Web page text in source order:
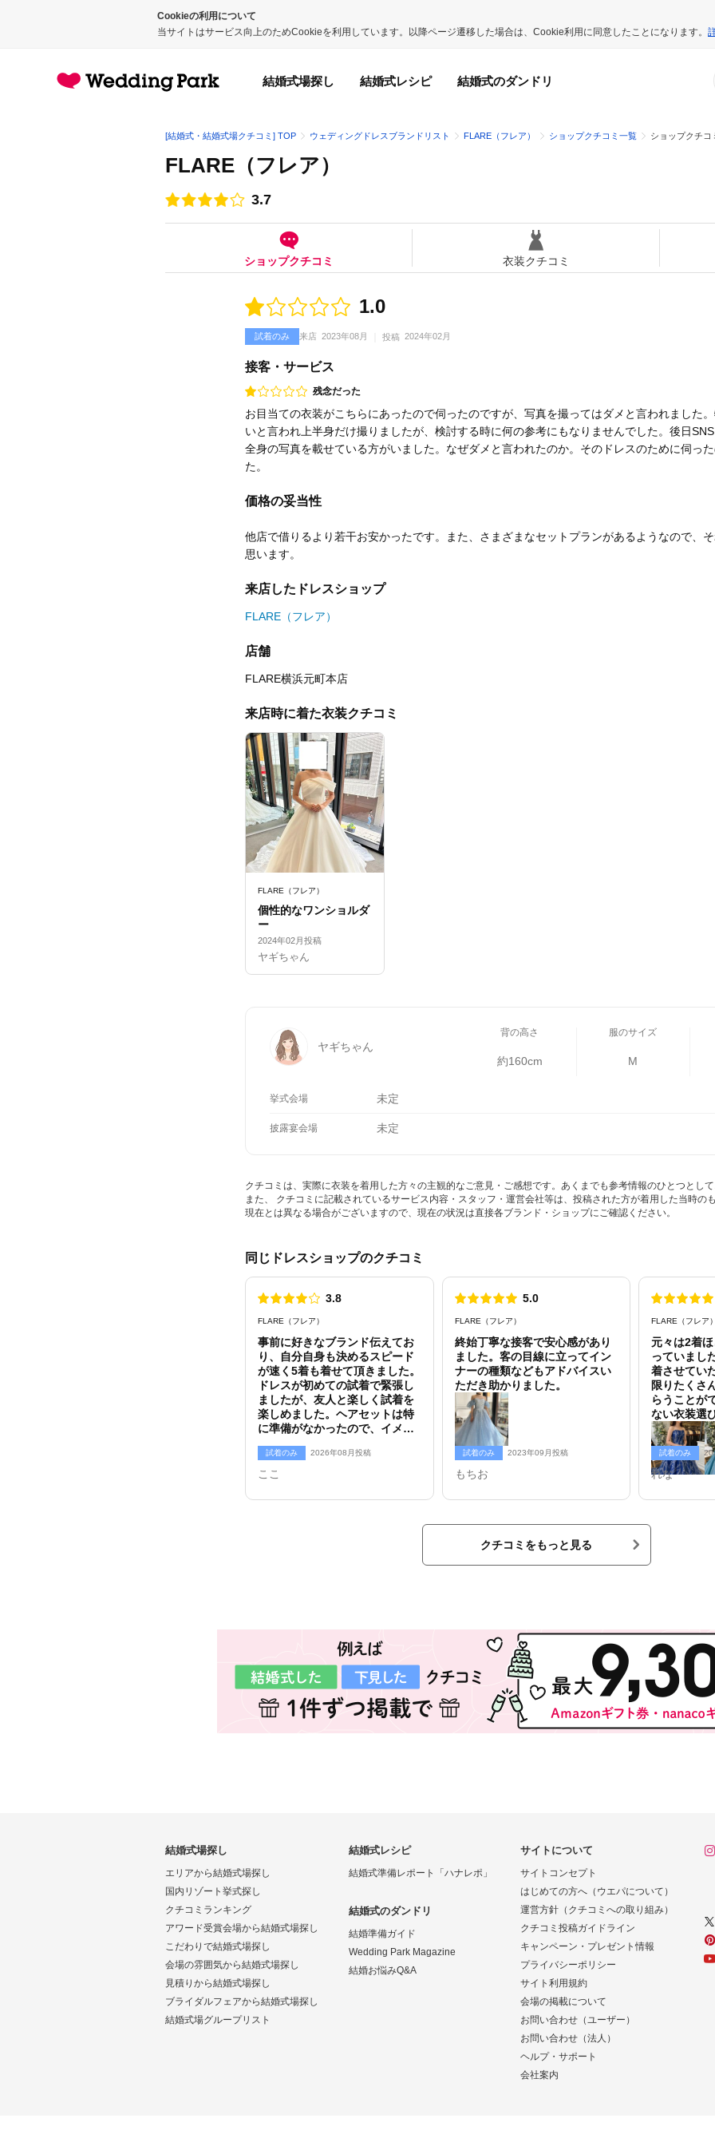
Cookieの利用について
当サイトはサービス向上のためCookieを利用しています。以降ページ遷移した場合は、Cookie利用に同意したことになります。
結婚式場探し 結婚式レシピ 結婚式のダンドリ
[結婚式・結婚式場クチコミ] TOP ウェディングドレスブランドリスト FLARE（フレア） ショップクチコミ一覧 ショップクチコ
FLARE（フレア）
点数
3.7
ショップクチコミ 衣装クチコミ
点数
1.0
試着のみ 来店 2023年08月 投稿 2024年02月
接客・サービス
点数
残念だった
お目当ての衣装がこちらにあったので伺ったのですが、写真を撮ってはダメと言われました
いと言われ上半身だけ撮りましたが、検討する時に何の参考にもなりませんでした。後日
全身の写真を載せている方がいました。なぜダメと言われたのか。そのドレスのために伺っ
た。
価格の妥当性
他店で借りるより若干お安かったです。また、さまざまなセットプランがあるようなので、
思います。
来店したドレスショップ
FLARE（フレア）
店舗
FLARE横浜元町本店
来店時に着た衣装クチコミ
FLARE（フレア）
個性的なワンショルダ
ー
2024年02月投稿
ヤギちゃん
ヤギちゃん
背の高さ
約160cm
服のサイズ
M
挙式会場 未定
披露宴会場 未定
クチコミは、実際に衣装を着用した方々の主観的なご意見・ご感想です。あくまでも参考情報のひとつとして
また、 クチコミに記載されているサービス内容・スタッフ・運営会社等は、投稿された方が着用した当時のも
現在とは異なる場合がございますので、現在の状況は直接各ブランド・ショップにご確認ください。
同じドレスショップのクチコミ
点数
3.8
FLARE（フレア）
事前に好きなブランド伝えてお
り、自分自身も決めるスピード
が速く5着も着せて頂きました。
ドレスが初めての試着で緊張し
ましたが、友人と楽しく試着を
楽しめました。ヘアセットは特
に準備がなかったので、イメー
とよいかな～と思いました。
試着のみ 2026年08月投稿
ここ
点数
5.0
FLARE（フレア）
終始丁寧な接客で安心感があり
ました。客の目線に立ってイン
ナーの種類などもアドバイスい
ただき助かりました。
試着のみ 2023年09月投稿
もちお
FLARE（フレア）
元々は2着
っていまし
着させてい
限りたくさ
らうことが
ない衣装選
試着のみ
れな
クチコミをもっと見る
結婚式場探し
エリアから結婚式場探し
国内リゾート挙式探し
クチコミランキング
アワード受賞会場から結婚式場探し
こだわりで結婚式場探し
会場の雰囲気から結婚式場探し
見積りから結婚式場探し
ブライダルフェアから結婚式場探し
結婚式場グループリスト
結婚式レシピ
結婚式準備レポート「ハナレポ」
結婚式のダンドリ
結婚準備ガイド
Wedding Park Magazine
結婚お悩みQ&A
サイトについて
サイトコンセプト
はじめての方へ（ウエパについて）
運営方針（クチコミへの取り組み）
クチコミ投稿ガイドライン
キャンペーン・プレゼント情報
プライバシーポリシー
サイト利用規約
会場の掲載について
お問い合わせ（ユーザー）
お問い合わせ（法人）
ヘルプ・サポート
会社案内